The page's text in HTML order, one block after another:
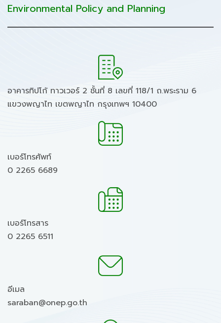
Environmental Policy and Planning
อาคารทิปโก้ ทาวเวอร์ 2 ชั้นที่ 8 เลขที่ 118/1 ถ.พระราม 6
แขวงพญาไท เขตพญาไท กรุงเทพฯ 10400
เบอร์โทรศัพท์
0 2265 6689
เบอร์โทรสาร
0 2265 6511
อีเมล
saraban@onep.go.th